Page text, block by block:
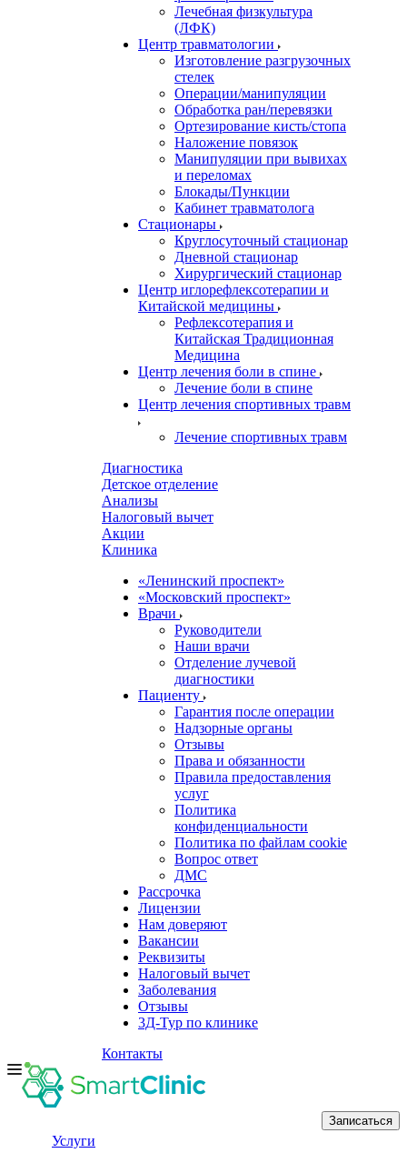
Лечебная физкультура
(ЛФК)
Центр травматологии
Изготовление разгрузочных
стелек
Операции/манипуляции
Обработка ран/перевязки
Ортезирование кисть/стопа
Наложение повязок
Манипуляции при вывихах
и переломах
Блокады/Пункции
Кабинет травматолога
Стационары
Круглосуточный стационар
Дневной стационар
Хирургический стационар
Центр иглорефлексотерапии и
Китайской медицины
Рефлексотерапия и
Китайская Традиционная
Медицина
Центр лечения боли в спине
Лечение боли в спине
Центр лечения спортивных травм
Лечение спортивных травм
Диагностика
Детское отделение
Анализы
Налоговый вычет
Акции
Клиника
«Ленинский проспект»
«Московский проспект»
Врачи
Руководители
Наши врачи
Отделение лучевой
диагностики
Пациенту
Гарантия после операции
Надзорные органы
Отзывы
Права и обязанности
Правила предоставления
услуг
Политика
конфиденциальности
Политика по файлам cookie
Вопрос ответ
ДМС
Рассрочка
Лицензии
Нам доверяют
Вакансии
Реквизиты
Налоговый вычет
Заболевания
Отзывы
3Д-Тур по клинике
Контакты
Записаться
Услуги